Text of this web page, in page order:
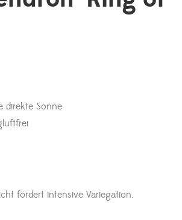
direkte Sonne
fördert intensive Variegation.